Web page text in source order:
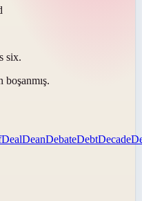
six.
boşanmış.
DealDeanDebateDebtDecade